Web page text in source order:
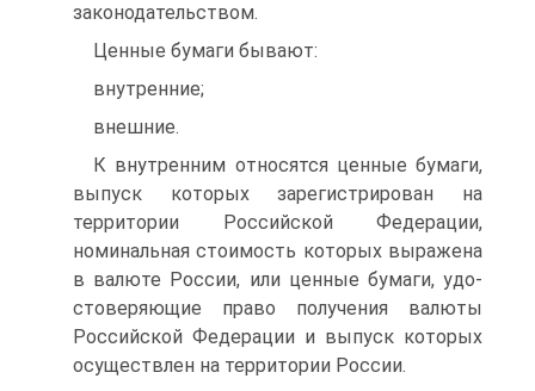
законодательством.
Ценные бумаги бывают:
внутренние;
внешние.
К внутренним относятся ценные бумаги,
выпуск которых зарегистрирован на
территории Российской Федерации,
номинальная стоимость которых выражена
в валюте России, или ценные бумаги, удо-
стоверяющие право получения валюты
Российской Федерации и выпуск которых
осуществлен на территории России.